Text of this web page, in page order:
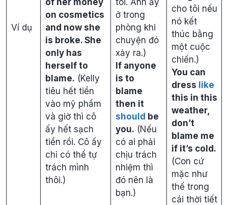
Ví dụ
on cosmetics
and now she
is broke. She
only has
herself to
blame. (Kelly
tiêu hết tiền
vào mỹ phẩm
và giờ thì cô
ấy hết sạch
tiền rồi. Cô ấy
chỉ có thể tự
trách mình
thôi.)
ở trong
phòng khi
chuyện đó
xảy ra.)
If anyone
is to
blame
then it
should be
you. (Nếu
có ai phải
chịu trách
nhiệm thì
đó nên là
bạn.)
cho tôi nếu
nó kết
thúc bằng
một cuộc
chiến.)
You can
dress like
this in this
weather,
don’t
blame me
if it’s cold.
(Con cứ
mặc như
thế trong
cái thời tiết